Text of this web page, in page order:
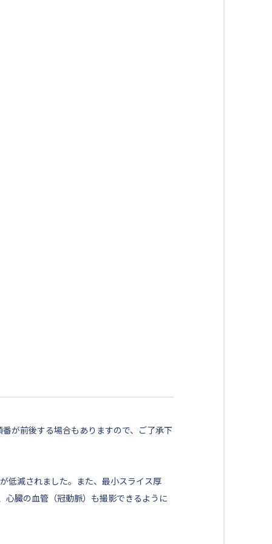
が前後する場合もありますので、ご了承下
低減されました。また、最小スライス厚
心臓の血管（冠動脈）も撮影できるように